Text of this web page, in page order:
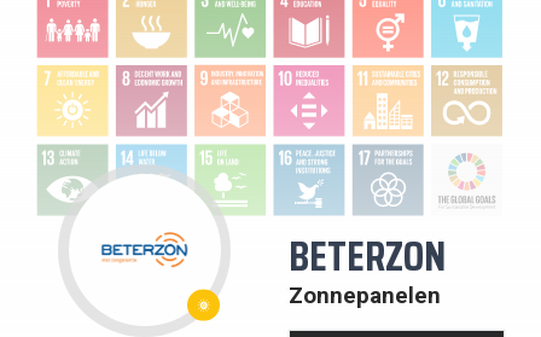
BETAALBARE
EN
DUURZAME
BETERZON
Zonnepanelen